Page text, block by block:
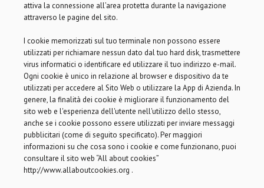
attiva la connessione all’area protetta durante la navigazione
attraverso le pagine del sito.
I cookie memorizzati sul tuo terminale non possono essere
utilizzati per richiamare nessun dato dal tuo hard disk, trasmettere
virus informatici o identificare ed utilizzare il tuo indirizzo e-mail.
Ogni cookie è unico in relazione al browser e dispositivo da te
utilizzati per accedere al Sito Web o utilizzare la App di Azienda. In
genere, la finalità dei cookie è migliorare il funzionamento del
sito web e l'esperienza dell'utente nell'utilizzo dello stesso,
anche se i cookie possono essere utilizzati per inviare messaggi
pubblicitari (come di seguito specificato). Per maggiori
informazioni su che cosa sono i cookie e come funzionano, puoi
consultare il sito web “All about cookies”
http://www.allaboutcookies.org .